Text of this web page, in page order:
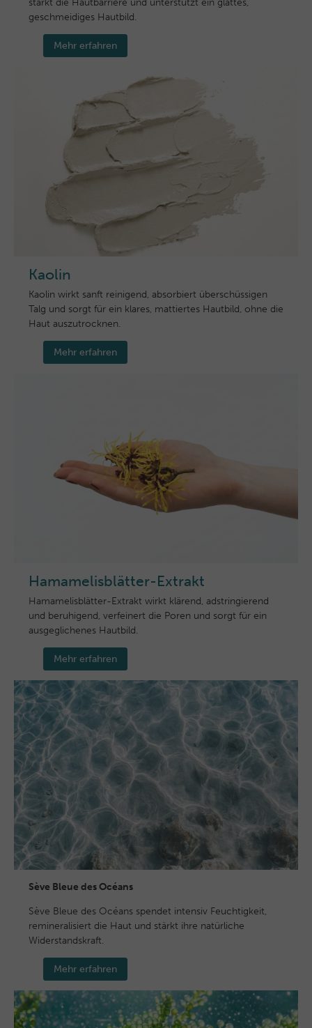
geschmeidiges Hautbild.
Mehr erfahren
Kaolin
Kaolin wirkt sanft reinigend, absorbiert überschüssigen
Talg und sorgt für ein klares, mattiertes Hautbild, ohne die
Haut auszutrocknen.
Mehr erfahren
Hamamelisblätter-Extrakt
Hamamelisblätter-Extrakt wirkt klärend, adstringierend
und beruhigend, verfeinert die Poren und sorgt für ein
ausgeglichenes Hautbild.
Mehr erfahren
Sève Bleue des Océans
Sève Bleue des Océans spendet intensiv Feuchtigkeit,
remineralisiert die Haut und stärkt ihre natürliche
Widerstandskraft.
Mehr erfahren